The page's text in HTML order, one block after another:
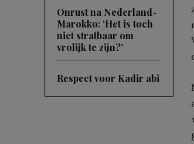
Onrust na Nederland-
Marokko: ‘Het is toch
niet strafbaar om
vrolijk te zijn?’
Respect voor Kadir abi